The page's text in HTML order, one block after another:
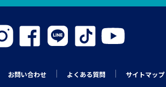
お問い合わせ よくある質問 サイトマップ